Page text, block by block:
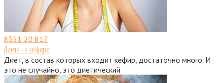
8351 20 817
Диета на кефире
Диет, в состав которых входит кефир, достаточно много. И
это не случайно, это диетический